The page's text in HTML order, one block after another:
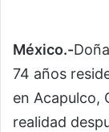
México.-
74 años
en Acapulco,
realidad